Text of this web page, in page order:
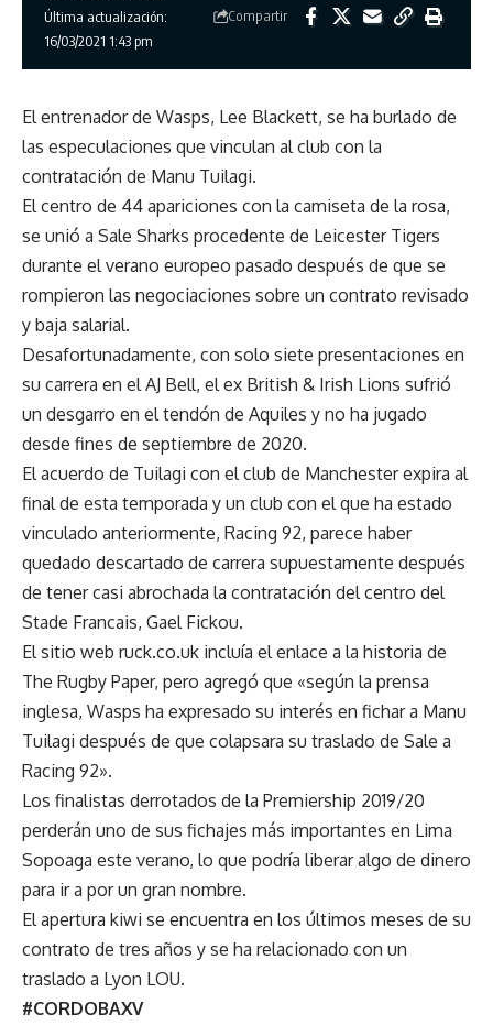
Última actualización:
16/03/2021 1:43 pm
Compartir
El entrenador de Wasps, Lee Blackett, se ha burlado de
las especulaciones que vinculan al club con la
contratación de Manu Tuilagi.
El centro de 44 apariciones con la camiseta de la rosa,
se unió a Sale Sharks procedente de Leicester Tigers
durante el verano europeo pasado después de que se
rompieron las negociaciones sobre un contrato revisado
y baja salarial.
Desafortunadamente, con solo siete presentaciones en
su carrera en el AJ Bell, el ex British & Irish Lions sufrió
un desgarro en el tendón de Aquiles y no ha jugado
desde fines de septiembre de 2020.
El acuerdo de Tuilagi con el club de Manchester expira al
final de esta temporada y un club con el que ha estado
vinculado anteriormente, Racing 92, parece haber
quedado descartado de carrera supuestamente después
de tener casi abrochada la contratación del centro del
Stade Francais, Gael Fickou.
El sitio web ruck.co.uk incluía el enlace a la historia de
The Rugby Paper, pero agregó que «según la prensa
inglesa, Wasps ha expresado su interés en fichar a Manu
Tuilagi después de que colapsara su traslado de Sale a
Racing 92».
Los finalistas derrotados de la Premiership 2019/20
perderán uno de sus fichajes más importantes en Lima
Sopoaga este verano, lo que podría liberar algo de dinero
para ir a por un gran nombre.
El apertura kiwi se encuentra en los últimos meses de su
contrato de tres años y se ha relacionado con un
traslado a Lyon LOU.
#CORDOBAXV